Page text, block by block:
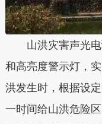
山洪灾害声光电
和高亮度警示灯，
洪发生时，根据设
一时间给山洪危险